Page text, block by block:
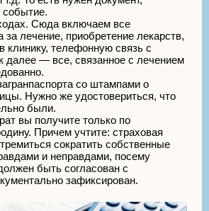
Сюда включаем все
за лечение, приобретение лекарств,
клинику, телефонную связь с
далее — все, связанное с лечением
со штампами о
Нужно же удостовериться, что
были.
вы получите только по
Причем учтите: страховая
сократить собственные
и неправдами, посему
быть согласован с
зафиксирован.